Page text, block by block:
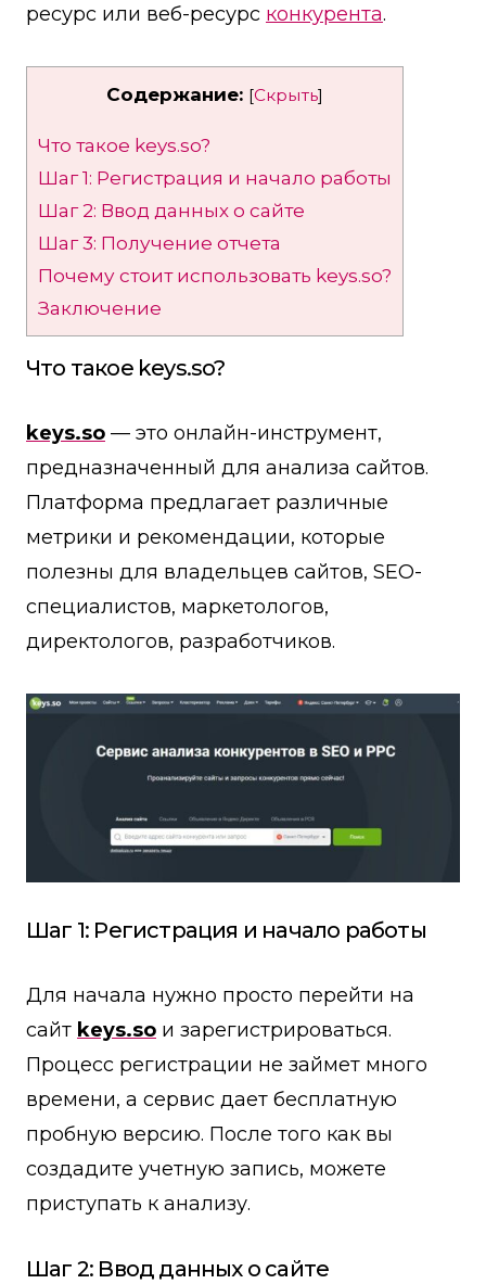
ресурс или веб-ресурс конкурента.
Содержание: [Скрыть]
Что такое keys.so?
Шаг 1: Регистрация и начало работы
Шаг 2: Ввод данных о сайте
Шаг 3: Получение отчета
Почему стоит использовать keys.so?
Заключение
Что такое keys.so?
keys.so — это онлайн-инструмент,
предназначенный для анализа сайтов.
Платформа предлагает различные
метрики и рекомендации, которые
полезны для владельцев сайтов, SEO-
специалистов, маркетологов,
директологов, разработчиков.
Шаг 1: Регистрация и начало работы
Для начала нужно просто перейти на
сайт keys.so и зарегистрироваться.
Процесс регистрации не займет много
времени, а сервис дает бесплатную
пробную версию. После того как вы
создадите учетную запись, можете
приступать к анализу.
Шаг 2: Ввод данных о сайте